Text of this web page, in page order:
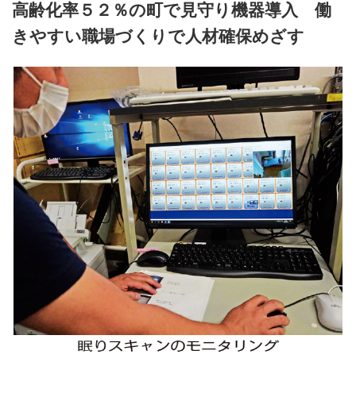
高齢化率５２％の町で見守り機器導入 働
きやすい職場づくりで人材確保めざす